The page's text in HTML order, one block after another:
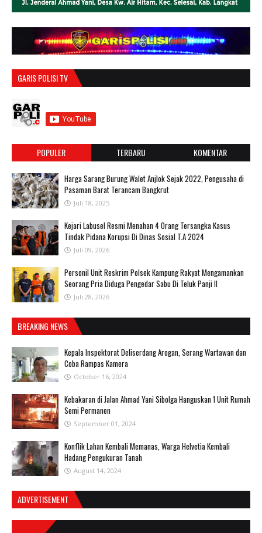
GARIS POLISI TV
POPULER TERBARU KOMENTAR
Harga Sarang Burung Walet Anjlok Sejak 2022, Pengusaha di
Pasaman Barat Terancam Bangkrut
Juli 18, 2025
‎Kejari Labusel Resmi Menahan 4 Orang Tersangka Kasus
Tindak Pidana Korupsi Di Dinas Sosial T.A 2024
Juli 09, 2026
Personil Unit Reskrim Polsek Kampung Rakyat Mengamankan
Seorang Pria Diduga Pengedar Sabu Di Teluk Panji II
Juli 28, 2026
BREAKING NEWS
Kepala Inspektorat Deliserdang Arogan, Serang Wartawan dan
Coba Rampas Kamera
October 16, 2024
Kebakaran di Jalan Ahmad Yani Sibolga Hanguskan 1 Unit Rumah
Semi Permanen
September 01, 2024
Konflik Lahan Kembali Memanas, Warga Helvetia Kembali
Hadang Pengukuran Tanah
August 14, 2024
ADVERTISEMENT